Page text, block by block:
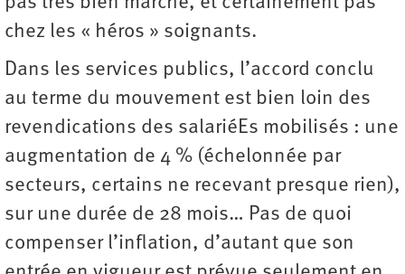
chez les « héros » soignants.
Dans les services publics, l’accord conclu
au terme du mouvement est bien loin des
revendications des salariéEs mobilisés : une
augmentation de 4 % (échelonnée par
secteurs, certains ne recevant presque rien),
sur une durée de 28 mois… Pas de quoi
compenser l’inflation, d’autant que son